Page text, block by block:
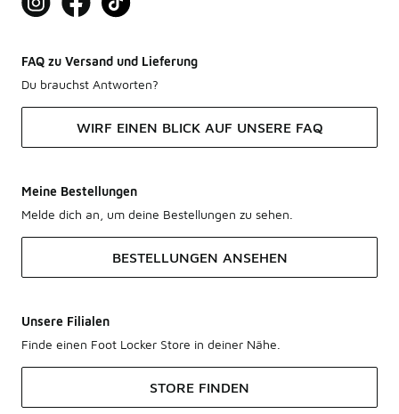
FAQ zu Versand und Lieferung
Du brauchst Antworten?
WIRF EINEN BLICK AUF UNSERE FAQ
Meine Bestellungen
Melde dich an, um deine Bestellungen zu sehen.
BESTELLUNGEN ANSEHEN
Unsere Filialen
Finde einen Foot Locker Store in deiner Nähe.
STORE FINDEN